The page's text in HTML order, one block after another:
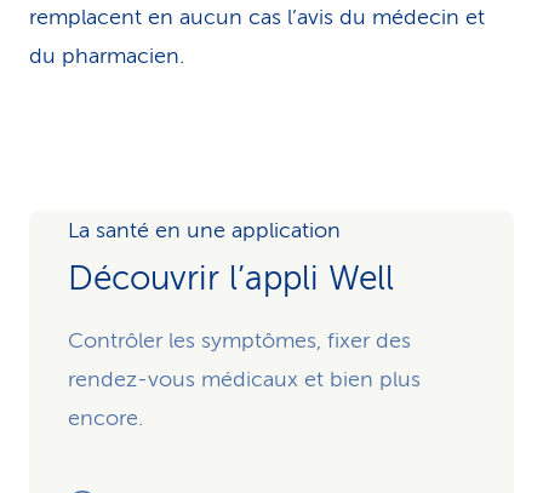
remplacent en aucun cas l’avis du médecin et
du pharmacien.
La santé en une application
Découvrir l’appli Well
Contrôler les symptômes, fixer des
rendez-vous médicaux et bien plus
encore.